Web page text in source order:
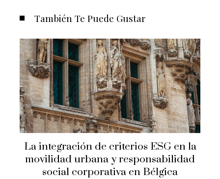
También Te Puede Gustar
La integración de criterios ESG en la
movilidad urbana y responsabilidad
social corporativa en Bélgica